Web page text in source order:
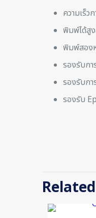
ความเร็
พิมพ์ได้สู
พิมพ์สอง
รองรับก
รองรับก
รองรับ